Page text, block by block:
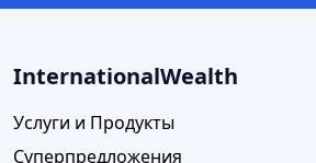
InternationalWealth
Услуги и Продукты
Суперпредложения